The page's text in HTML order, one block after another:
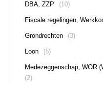
DBA, ZZP (10)
Fiscale regelingen,
Grondrechten (3)
Loon (8)
Medezeggenschap, WOR
(2)